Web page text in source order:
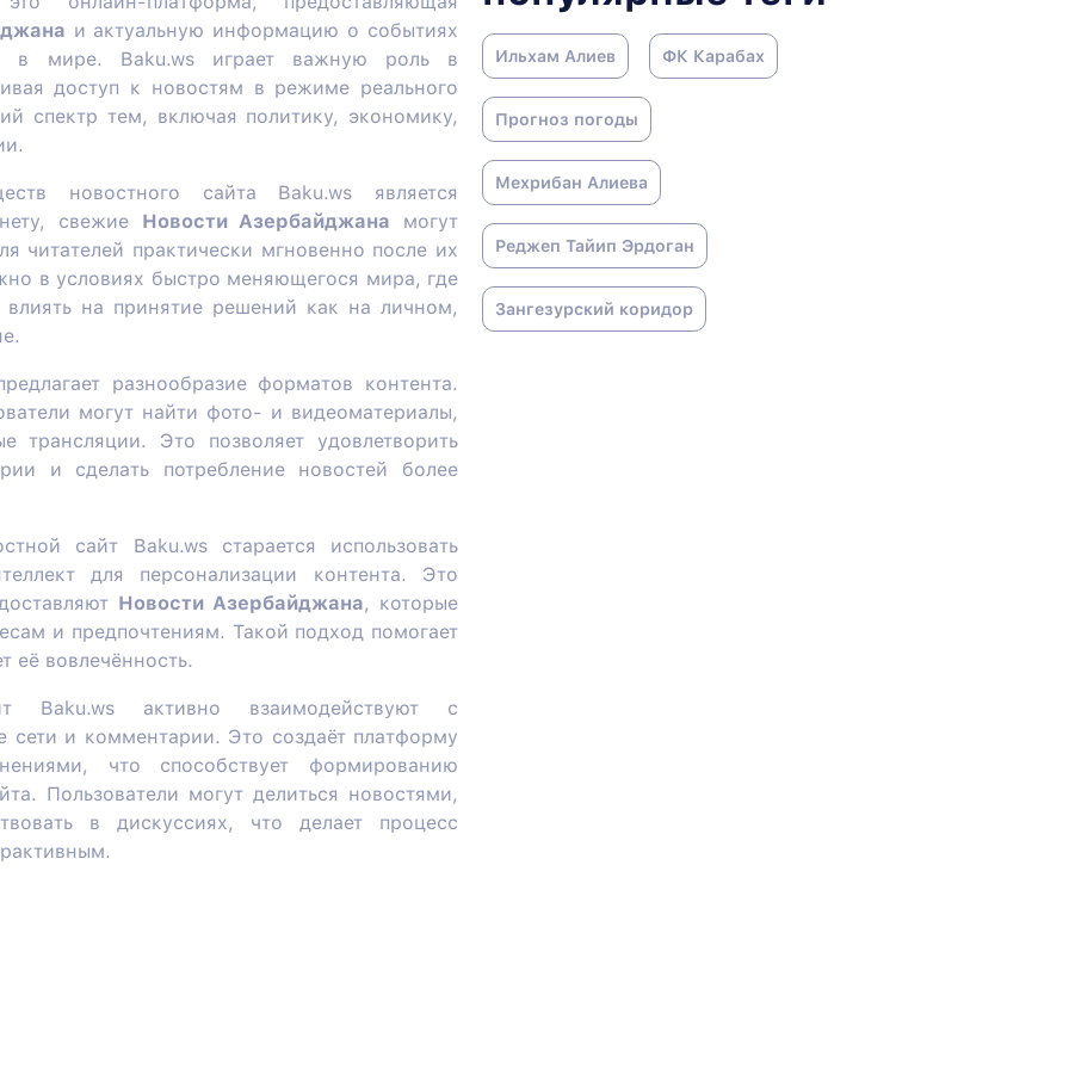
и актуальную информацию о событиях
в мире. Baku.ws играет важную роль в
доступ к новостям в режиме реального
спектр тем, включая политику, экономику,
новостного сайта Baku.ws является
свежие Новости Азербайджана могут
читателей практически мгновенно после их
в условиях быстро меняющегося мира, где
на принятие решений как на личном,
разнообразие форматов контента.
могут найти фото- и видеоматериалы,
трансляции. Это позволяет удовлетворить
и сделать потребление новостей более
сайт Baku.ws старается использовать
для персонализации контента. Это
Новости Азербайджана, которые
и предпочтениям. Такой подход помогает
её вовлечённость.
Baku.ws активно взаимодействуют с
сети и комментарии. Это создаёт платформу
что способствует формированию
Пользователи могут делиться новостями,
в дискуссиях, что делает процесс
Ильхам Алиев ФК Карабах
Прогноз погоды
Мехрибан Алиева
Реджеп Тайип Эрдоган
Зангезурский коридор